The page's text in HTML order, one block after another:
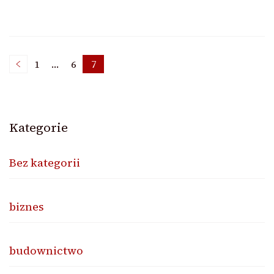
Nawigacja
wpisach
Page
1 … Page
6 Page
7
Kategorie
Bez kategorii
biznes
budownictwo